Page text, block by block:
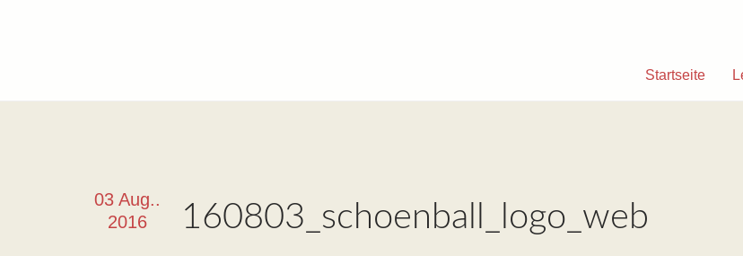
Startseite
03 Aug..
2016
160803_schoenball_logo_web